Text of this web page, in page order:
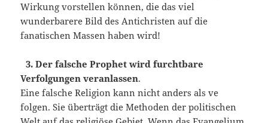
Wirkung vorstellen können, die das viel
wunderbarere Bild des Antichristen auf die
fanatischen Massen haben wird!
3. Der falsche Prophet wird furchtbare
Verfolgungen veranlassen.
Eine falsche Religion kann nicht anders als ve
folgen. Sie überträgt die Methoden der politischen